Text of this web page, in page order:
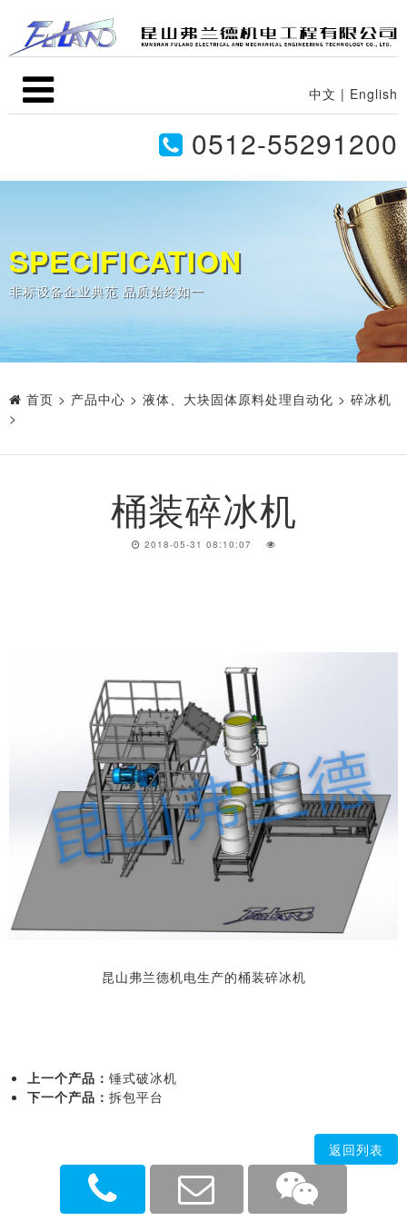
中文 | English
0512-55291200
SPECIFICATION
非标设备企业典范 品质始终如一
首页 > 产品中心 > 液体、大块固体原料处理自动化 > 碎冰机
>
桶装碎冰机
2018-05-31 08:10:07
昆山弗兰德机电生产的桶装碎冰机
上一个产品： 锤式破冰机
下一个产品： 拆包平台
返回列表